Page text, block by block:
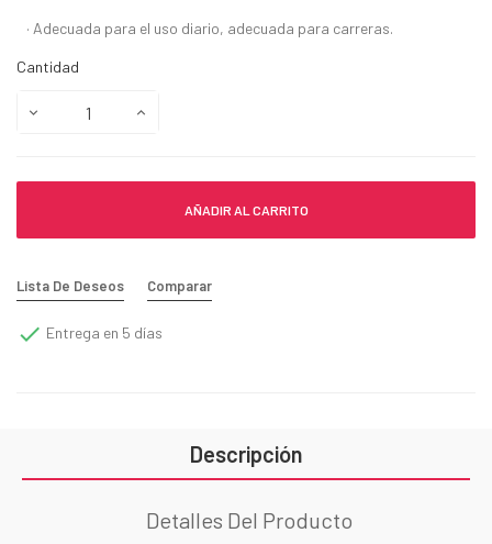
· Adecuada para el uso diario, adecuada para carreras.
Cantidad
AÑADIR AL CARRITO
Lista De Deseos Comparar
 Entrega en 5 días
Descripción
Detalles Del Producto